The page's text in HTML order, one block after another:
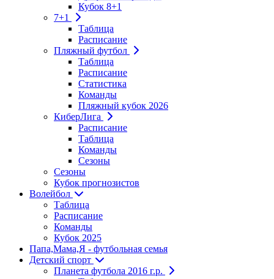
Кубок 8+1
7+1
Таблица
Расписание
Пляжный футбол
Таблица
Расписание
Статистика
Команды
Пляжный кубок 2026
КиберЛига
Расписание
Таблица
Команды
Сезоны
Сезоны
Кубок прогнозистов
Волейбол
Таблица
Расписание
Команды
Кубок 2025
Папа,Мама,Я - футбольная семья
Детский спорт
Планета футбола 2016 г.р.